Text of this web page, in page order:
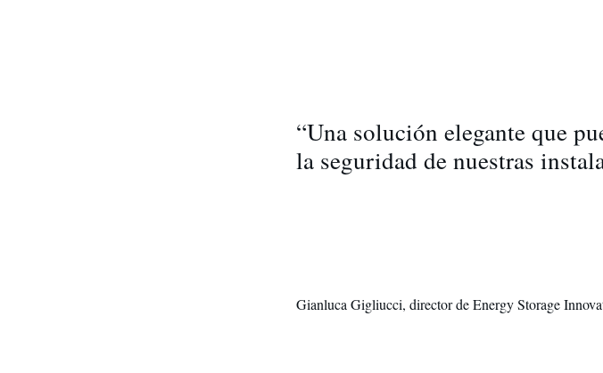
“Una solución elegante que
la seguridad de nuestras
Gianluca Gigliucci, director de Energy Storage